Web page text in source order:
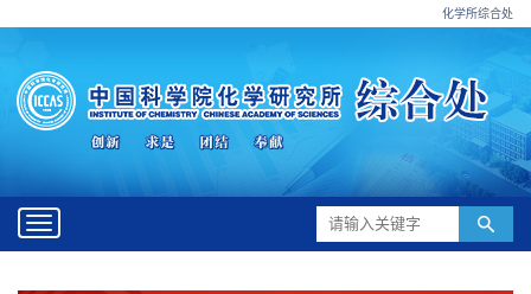
化学所综合处
Toggle
navigation